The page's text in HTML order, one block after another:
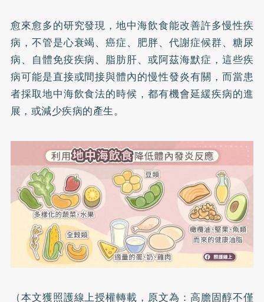
愈來愈多的研究發現，地中海飲食能改善許多慢性疾
病，不管是心衰竭、癌症、肥胖、代謝症候群、糖尿
病、自體免疫疾病、脂肪肝、或阿茲海默症，這些疾
病可能是直接或間接與體內的慢性發炎有關，而當患
者採取地中海飲食法的時候，都有機會延緩疾病的進
展，或減少疾病的產生。
（本文獲照護線上授權轉載，原文為： 高膽固醇不僅